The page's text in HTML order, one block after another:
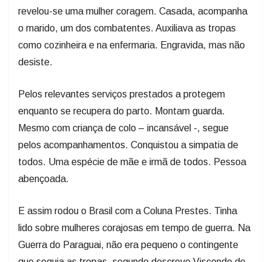
revelou-se uma mulher coragem. Casada, acompanha
o marido, um dos combatentes. Auxiliava as tropas
como cozinheira e na enfermaria. Engravida, mas não
desiste.
Pelos relevantes serviços prestados a protegem
enquanto se recupera do parto. Montam guarda.
Mesmo com criança de colo – incansável -, segue
pelos acompanhamentos. Conquistou a simpatia de
todos. Uma espécie de mãe e irmã de todos. Pessoa
abençoada.
E assim rodou o Brasil com a Coluna Prestes. Tinha
lido sobre mulheres corajosas em tempo de guerra. Na
Guerra do Paraguai, não era pequeno o contingente